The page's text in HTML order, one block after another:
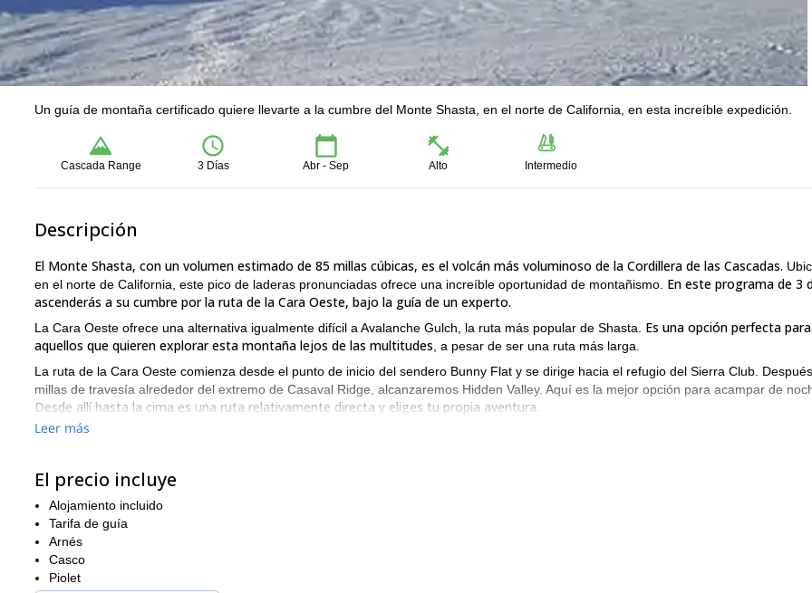
Un guía de montaña certificado quiere llevarte a la cumbre del Monte Shasta, en el norte de California, en esta increíble expedición.
Cascada Range 3 Días Abr - Sep Alto Intermedio
Descripción
El Monte Shasta, con un volumen estimado de 85 millas cúbicas, es el volcán más voluminoso de la Cordillera de las Cascadas.
en el norte de California, este pico de laderas pronunciadas ofrece una increíble oportunidad de montañismo. En este programa de 3
ascenderás a su cumbre por la ruta de la Cara Oeste, bajo la guía de un experto.
La Cara Oeste ofrece una alternativa igualmente difícil a Avalanche Gulch, la ruta más popular de Shasta. Es una opción perfecta para
aquellos que quieren explorar esta montaña lejos de las multitudes , a pesar de ser una ruta más larga.
La ruta de la Cara Oeste comienza desde el punto de inicio del sendero Bunny Flat y se dirige hacia el refugio del Sierra Club.
millas de travesía alrededor del extremo de Casaval Ridge, alcanzaremos Hidden Valley. Aquí es la mejor opción para acampar de
Desde allí hasta la cima es una ruta relativamente directa y eliges tu propia aventura.
El área de la Naturaleza Salvaje del Monte Shasta, establecida en 1984, es una región silvestre protegida. Abarca 38,200 acres de
Además, el Monte Shasta representa, para mucha gente, mucho más que simplemente una montaña.
la montaña desde tiempos prehistóricos. Por otro lado, Shasta también se ha vuelto muy importante para grupos espirituales y cultos
modernos.
Así que, si deseas ascender por la desafiante y pintoresca ruta de la Cara Oeste hasta la cumbre del Monte Shasta, ¡por favor
contáctanos! ¡Será una experiencia única en la vida!
Leer más
El precio incluye
Alojamiento incluido
Tarifa de guía
Arnés
Casco
Piolet